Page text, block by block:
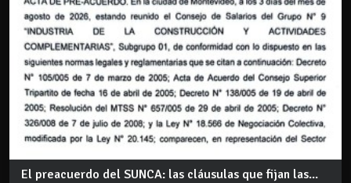
El preacuerdo del SUNCA: las cláusulas que fijan las...